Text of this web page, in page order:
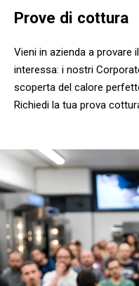
Prove di cottura
Vieni in azienda a
interessa: i nostri
scoperta del calore
Richiedi la tua prova